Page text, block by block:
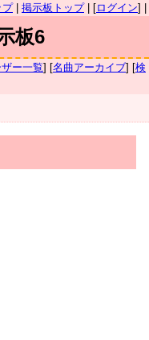
プ| 掲示板トップ| [ログイン] |
板6
ー一覧] [名曲アーカイブ] [検